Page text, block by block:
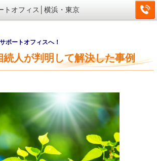
トオフィス│横浜・東京
ポートオフィスへ！
人が判明して解決した事例